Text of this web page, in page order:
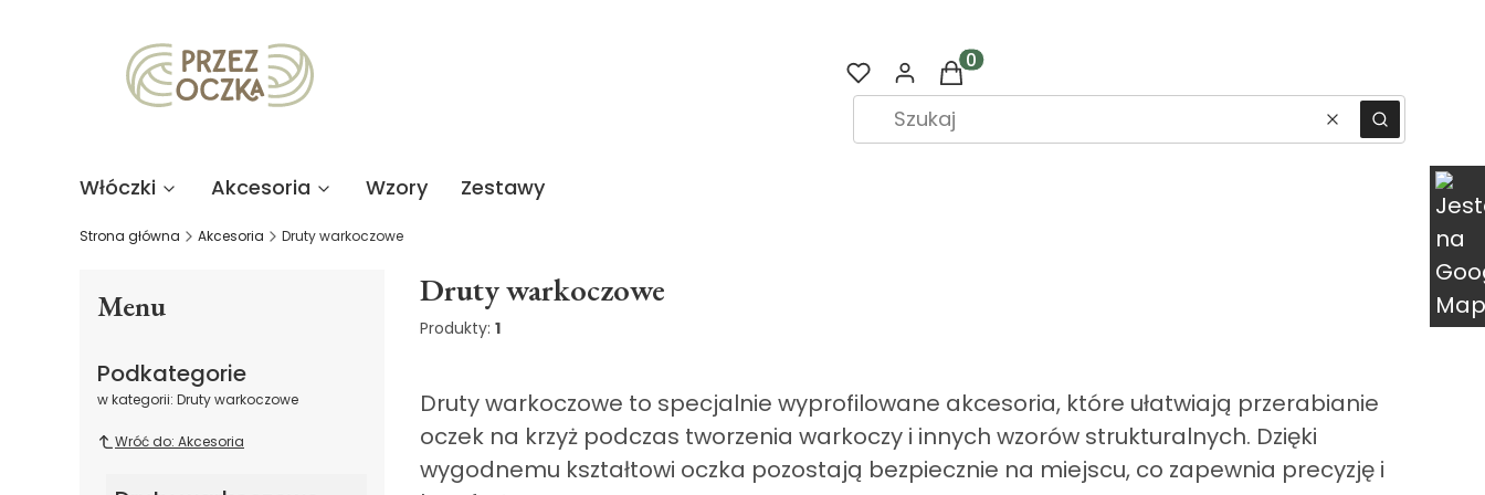
Produkty w koszyku: 0. Zobacz szczegóły
WyczyśćSzukaj
Włóczki Akcesoria Wzory Zestawy
Strona główna Akcesoria Druty warkoczowe
Menu
Podkategorie
w kategorii: Druty warkoczowe
Wróć do: Akcesoria
Druty warkoczowe
Produkty: 1
Druty warkoczowe to specjalnie wyprofilowane akcesoria, które ułatwiają przerabianie
oczek na krzyż podczas tworzenia warkoczy i innych wzorów strukturalnych. Dzięki
wygodnemu kształtowi oczka pozostają bezpiecznie na miejscu, co zapewnia precyzję i